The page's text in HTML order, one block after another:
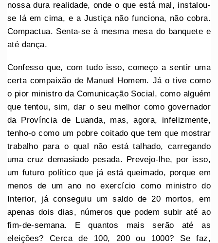
nossa dura realidade, onde o que está mal, instalou-
se lá em cima, e a Justiça não funciona, não cobra.
Compactua. Senta-se à mesma mesa do banquete e
até dança.
Confesso que, com tudo isso, começo a sentir uma
certa compaixão de Manuel Homem. Já o tive como
o pior ministro da Comunicação Social, como alguém
que tentou, sim, dar o seu melhor como governador
da Província de Luanda, mas, agora, infelizmente,
tenho-o como um pobre coitado que tem que mostrar
trabalho para o qual não está talhado, carregando
uma cruz demasiado pesada. Prevejo-lhe, por isso,
um futuro político que já está queimado, porque em
menos de um ano no exercício como ministro do
Interior, já conseguiu um saldo de 20 mortos, em
apenas dois dias, números que podem subir até ao
fim-de-semana. E quantos mais serão até as
eleições? Cerca de 100, 200 ou 1000? Se faz,